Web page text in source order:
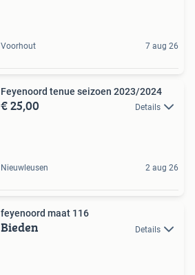
Voorhout 7 aug 26
Feyenoord tenue seizoen 2023/2024
€ 25,00 Details
Nieuwleusen 2 aug 26
feyenoord maat 116
Bieden Details